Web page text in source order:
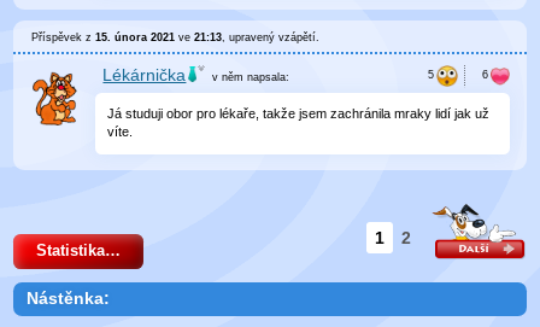
Příspěvek z15. února 2021 ve21:13 , upravenývzápětí
Lékárnička v něm napsala:
Já studuji obor pro lékaře, takže jsem zachránila mraky lidí jak už
víte.
1 2
Statistika…
Nástěnka: